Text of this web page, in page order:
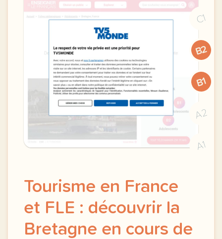
C1
B2
B1
A2
A1
Tourisme en France
et FLE : découvrir la
Bretagne en cours de